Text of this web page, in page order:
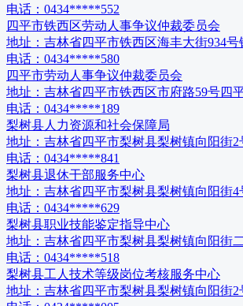
电话： 0434*****552
四平市铁西区劳动人事争议仲裁委员会
地址： 吉林省四平市铁西区海丰大街934
电话： 0434*****580
四平市劳动人事争议仲裁委员会
地址： 吉林省四平市铁西区市府路59号四
电话： 0434*****189
梨树县人力资源和社会保障局
地址： 吉林省四平市梨树县梨树镇向阳街2
电话： 0434*****841
梨树县退休干部服务中心
地址： 吉林省四平市梨树县梨树镇向阳街4
电话： 0434*****629
梨树县职业技能鉴定指导中心
地址： 吉林省四平市梨树县梨树镇向阳街
电话： 0434*****518
梨树县工人技术等级岗位考核服务中心
地址： 吉林省四平市梨树县梨树镇向阳街2